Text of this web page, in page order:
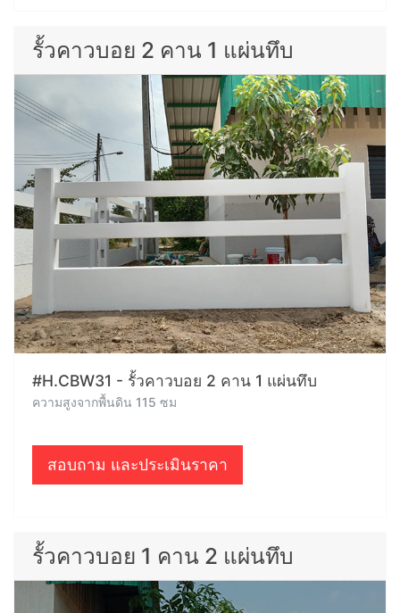
รั้วคาวบอย 2 คาน 1 แผ่นทึบ
#H.CBW31 - รั้วคาวบอย 2 คาน 1 แผ่นทึบ
ความสูงจากพื้นดิน 115 ซม
สอบถาม และประเมินราคา
รั้วคาวบอย 1 คาน 2 แผ่นทึบ